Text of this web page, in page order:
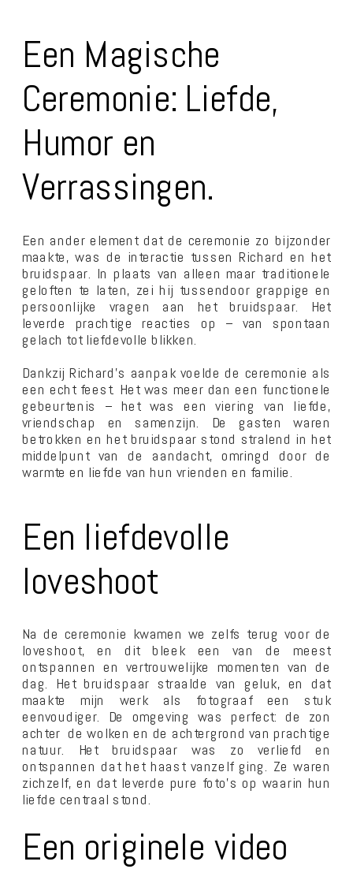
Een Magische
Ceremonie: Liefde,
Humor en
Verrassingen.
Een ander element dat de ceremonie zo bijzonder
maakte, was de interactie tussen Richard en het
bruidspaar. In plaats van alleen maar traditionele
geloften te laten, zei hij tussendoor grappige en
persoonlijke vragen aan het bruidspaar. Het
leverde prachtige reacties op – van spontaan
gelach tot liefdevolle blikken.
Dankzij Richard’s aanpak voelde de ceremonie als
een echt feest. Het was meer dan een functionele
gebeurtenis – het was een viering van liefde,
vriendschap en samenzijn. De gasten waren
betrokken en het bruidspaar stond stralend in het
middelpunt van de aandacht, omringd door de
warmte en liefde van hun vrienden en familie.
Een liefdevolle
loveshoot
Na de ceremonie kwamen we zelfs terug voor de
loveshoot, en dit bleek een van de meest
ontspannen en vertrouwelijke momenten van de
dag. Het bruidspaar straalde van geluk, en dat
maakte mijn werk als fotograaf een stuk
eenvoudiger. De omgeving was perfect: de zon
achter de wolken en de achtergrond van prachtige
natuur. Het bruidspaar was zo verliefd en
ontspannen dat het haast vanzelf ging. Ze waren
zichzelf, en dat leverde pure foto’s op waarin hun
liefde centraal stond.
Een originele video